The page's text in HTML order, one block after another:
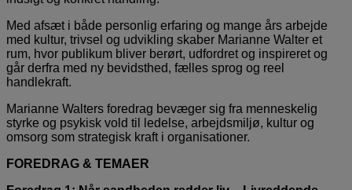
Med afsæt i både personlig erfaring og mange års arbejde
med kultur, trivsel og udvikling skaber Marianne Walter et
rum, hvor publikum bliver berørt, udfordret og inspireret og
går derfra med ny bevidsthed, fælles sprog og reel
handlekraft.
Marianne Walters foredrag bevæger sig fra menneskelig
styrke og psykisk vold til ledelse, arbejdsmiljø, kultur og
omsorg som strategisk kraft i organisationer.
FOREDRAG & TEMAER